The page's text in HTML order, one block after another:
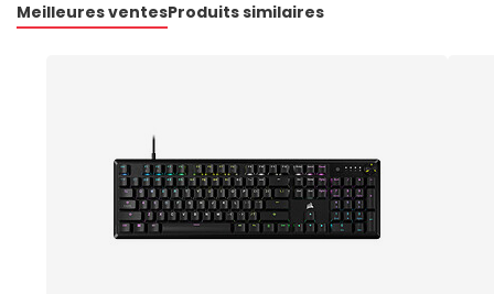
Meilleures ventesProduits similaires